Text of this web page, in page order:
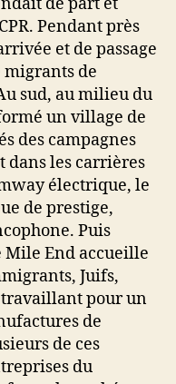
Pendant près
et de passage
migrants de
sud, au milieu du
un village de
des campagnes
les carrières
électrique, le
de prestige,
Puis
Mile End accueille
Juifs,
travaillant pour un
de
de ces
du